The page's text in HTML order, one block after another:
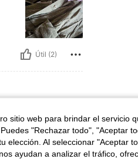
Útil (2)
del cuerpo: Reloj de arena,
99 cm / 39 in
Talla: M
Se agradece
sitio web para brindar el servicio
"Rechazar todo", "Aceptar
elección. Al seleccionar "Aceptar
ayudan a analizar el tráfico,